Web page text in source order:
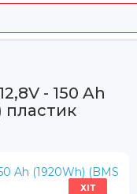
- 150 Ah
пластик
ХІТ